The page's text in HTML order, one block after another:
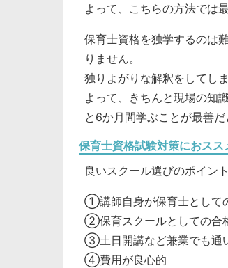
よって、こちらの方法では
保育士資格を独学するのは
りません。
独りよがりな解釈をしてし
よって、きちんと現場の知
と6か月間学ぶことが最善だ
保育士資格試験対策におスス
良いスクール選びのポイン
①講師自身が保育士として
②保育スクールとしての合
③土日開講など兼業でも通
④費用が良心的